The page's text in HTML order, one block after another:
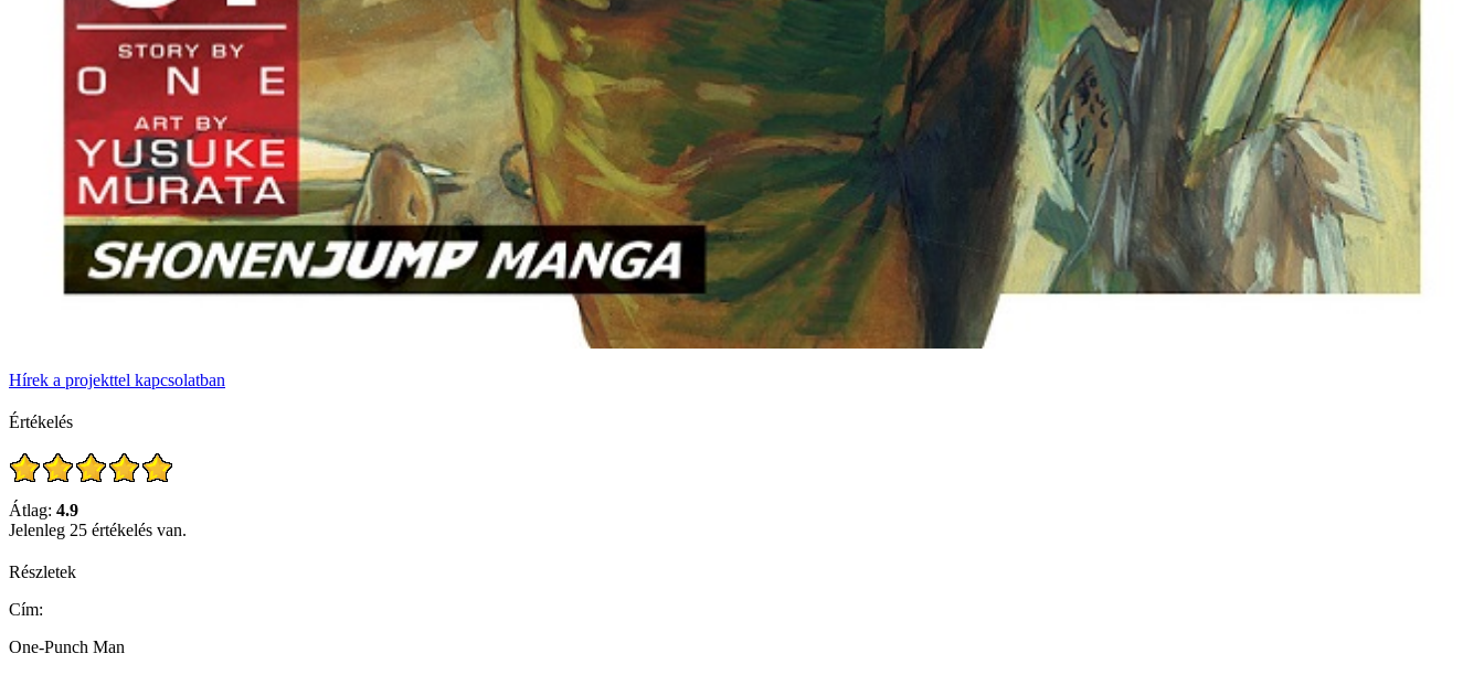
Hírek a projekttel kapcsolatban
Értékelés
Átlag: 4.9
Jelenleg 25 értékelés van.
Részletek
Cím:
One-Punch Man